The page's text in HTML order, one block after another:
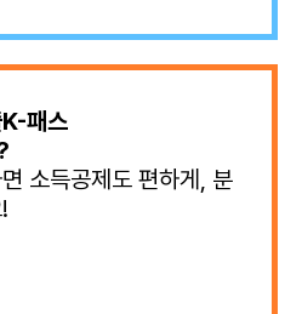
패스
소득공제도 편하게, 분